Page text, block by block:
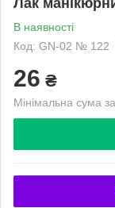
В наявності
Код: GN-02 № 122
26 ₴
Мінімальна сума